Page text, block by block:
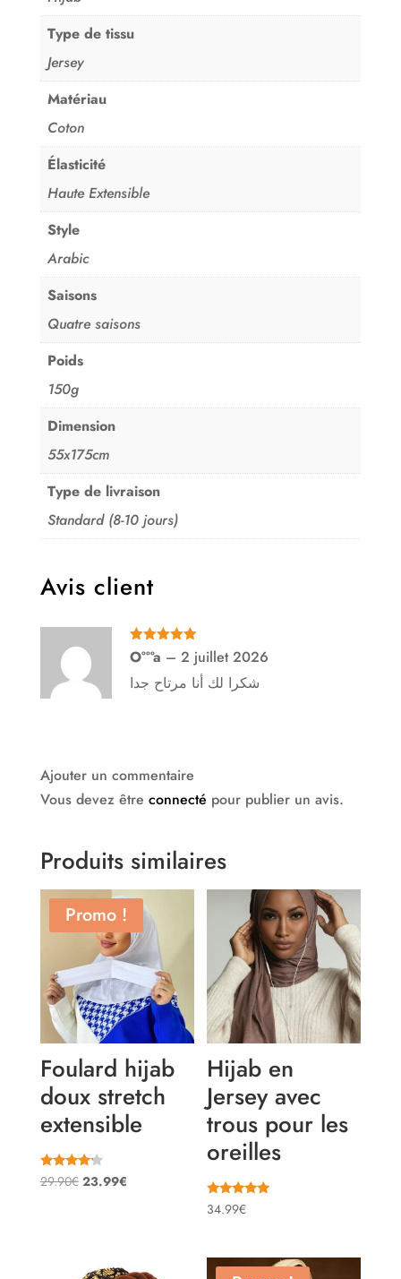
Type de tissu
Jersey
Matériau
Coton
Élasticité
Haute Extensible
Style
Arabic
Saisons
Quatre saisons
Poids
150g
Dimension
55x175cm
Type de livraison
Standard (8-10 jours)
Avis client
Note
sur
5
O°°°a – 2 juillet 2026
شكرا لك أنا مرتاح جدا
Ajouter un commentaire
Vous devez être connecté pour publier un avis.
Produits similaires
Promo !
Foulard hijab
doux stretch
extensible
Note
4.00
29.90€ Le
29.90€.
23.99€Le
23.99€.
Hijab en
Jersey avec
trous pour les
oreilles
Note
5.00
34.99€